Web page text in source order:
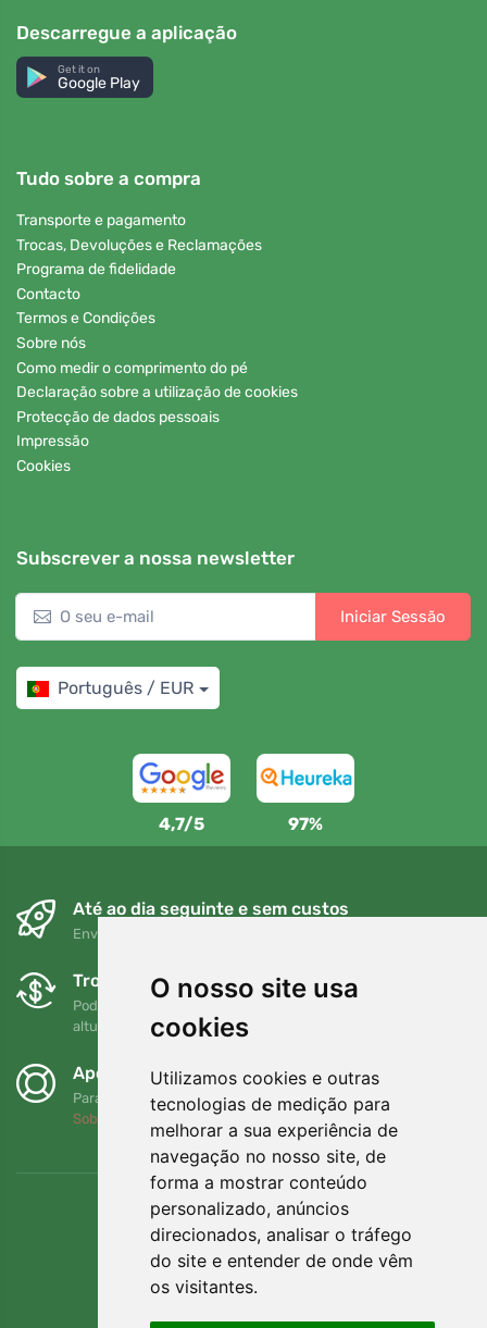
O nosso site usa
cookies
Utilizamos cookies e outras
tecnologias de medição para
melhorar a sua experiência de
navegação no nosso site, de
forma a mostrar conteúdo
personalizado, anúncios
direcionados, analisar o tráfego
do site e entender de onde vêm
os visitantes.
Descarregue a aplicação
Get it on
Google Play
Tudo sobre a compra
Transporte e pagamento
Trocas, Devoluções e Reclamações
Programa de fidelidade
Contacto
Termos e Condições
Sobre nós
Como medir o comprimento do pé
Declaração sobre a utilização de cookies
Protecção de dados pessoais
Impressão
Cookies
Subscrever a nossa newsletter
Iniciar Sessão
Português / EUR
4,7/5 97%
Até ao dia seguinte e sem custos
Envio gratuito para encomendas superiores a 80 EUR
Trocas e devoluções gratuitas
Pode devolver ou trocar a sua encomenda em qualquer
altura no prazo de 90 dias
Apoiamos a Trees.org
Para cada encomenda plantamos uma árvore! Leia mais
Sobre nós